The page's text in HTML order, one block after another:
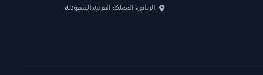
الرياض، المملكة العربية السعودية